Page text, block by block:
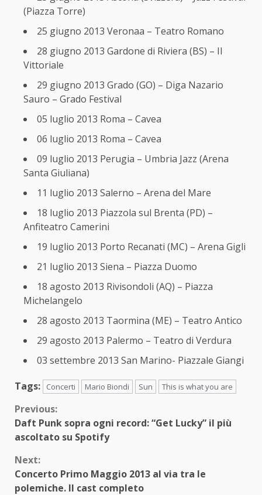
(Piazza Torre)
25 giugno 2013 Veronaa – Teatro Romano
28 giugno 2013 Gardone di Riviera (BS) – Il
Vittoriale
29 giugno 2013 Grado (GO) – Diga Nazario
Sauro – Grado Festival
05 luglio 2013 Roma – Cavea
06 luglio 2013 Roma – Cavea
09 luglio 2013 Perugia – Umbria Jazz (Arena
Santa Giuliana)
11 luglio 2013 Salerno – Arena del Mare
18 luglio 2013 Piazzola sul Brenta (PD) –
Anfiteatro Camerini
19 luglio 2013 Porto Recanati (MC) – Arena Gigli
21 luglio 2013 Siena – Piazza Duomo
18 agosto 2013 Rivisondoli (AQ) – Piazza
Michelangelo
28 agosto 2013 Taormina (ME) – Teatro Antico
29 agosto 2013 Palermo – Teatro di Verdura
03 settembre 2013 San Marino- Piazzale Giangi
Tags:
Concerti Mario Biondi Sun This is what you are
Continue
Reading
Previous:
Daft Punk sopra ogni record: “Get Lucky” il più
ascoltato su Spotify
Next:
Concerto Primo Maggio 2013 al via tra le
polemiche. Il cast completo